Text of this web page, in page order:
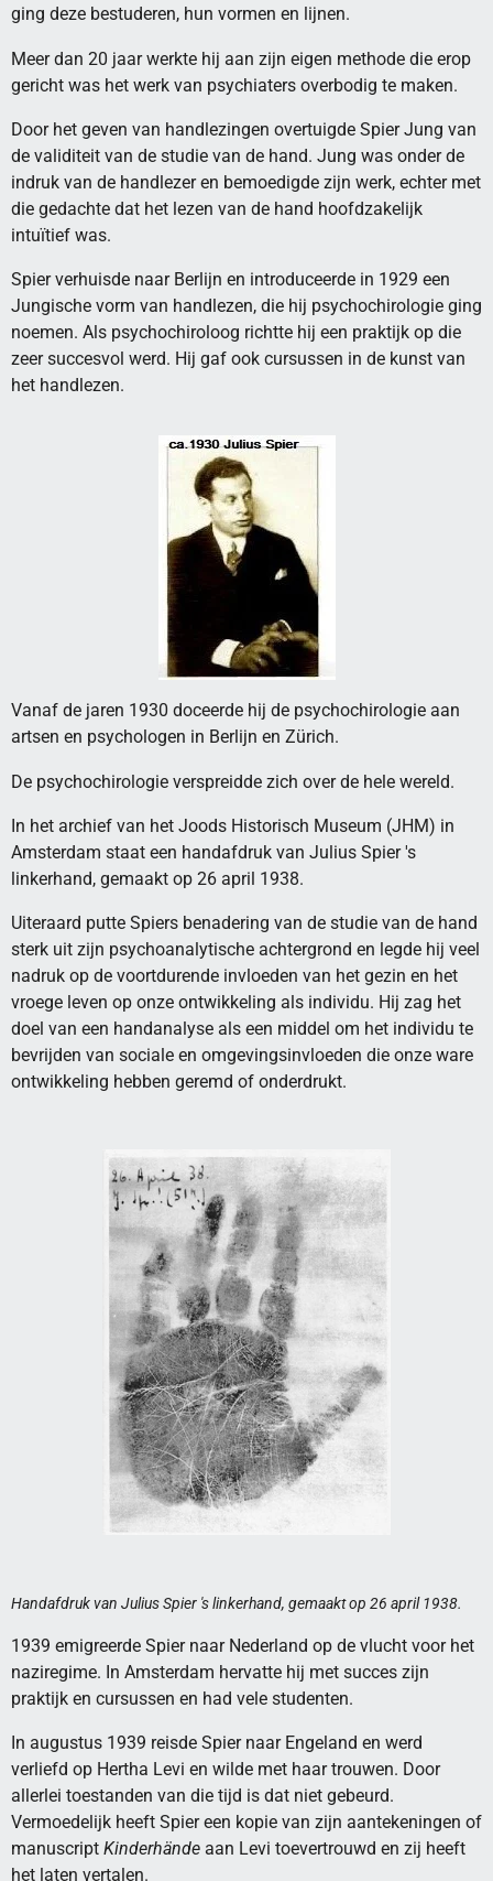
ging deze bestuderen, hun vormen en lijnen.
Meer dan 20 jaar werkte hij aan zijn eigen methode die erop
gericht was het werk van psychiaters overbodig te maken.
Door het geven van handlezingen overtuigde Spier Jung van
de validiteit van de studie van de hand. Jung was onder de
indruk van de handlezer en bemoedigde zijn werk, echter met
die gedachte dat het lezen van de hand hoofdzakelijk
intuïtief was.
Spier verhuisde naar Berlijn en introduceerde in 1929 een
Jungische vorm van handlezen, die hij psychochirologie ging
noemen. Als psychochiroloog richtte hij een praktijk op die
zeer succesvol werd. Hij gaf ook cursussen in de kunst van
het handlezen.
Vanaf de jaren 1930 doceerde hij de psychochirologie aan
artsen en psychologen in Berlijn en Zürich.
De psychochirologie verspreidde zich over de hele wereld.
In het archief van het Joods Historisch Museum (JHM) in
Amsterdam staat een handafdruk van Julius Spier 's
linkerhand, gemaakt op 26 april 1938.
Uiteraard putte Spiers benadering van de studie van de hand
sterk uit zijn psychoanalytische achtergrond en legde hij veel
nadruk op de voortdurende invloeden van het gezin en het
vroege leven op onze ontwikkeling als individu. Hij zag het
doel van een handanalyse als een middel om het individu te
bevrijden van sociale en omgevingsinvloeden die onze ware
ontwikkeling hebben geremd of onderdrukt.
Handafdruk van Julius Spier 's linkerhand, gemaakt op 26 april 1938.
1939 emigreerde Spier naar Nederland op de vlucht voor het
naziregime. In Amsterdam hervatte hij met succes zijn
praktijk en cursussen en had vele studenten.
In augustus 1939 reisde Spier naar Engeland en werd
verliefd op Hertha Levi en wilde met haar trouwen. Door
allerlei toestanden van die tijd is dat niet gebeurd.
Vermoedelijk heeft Spier een kopie van zijn aantekeningen of
manuscript Kinderhände aan Levi toevertrouwd en zij heeft
het laten vertalen.